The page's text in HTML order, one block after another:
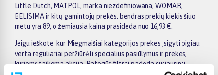
Little Dutch, MATPOL, marka niezdefiniowana, WOMAR,
BELISIMA ir kitų gamintojų prekės, bendras prekių kiekis šiuo
metu yra 89, o žemiausia kaina prasideda nuo 16,93 €.
Jeigu ieškote, kur Miegmaišiai kategorijos prekes įsigyti pigiau,
verta reguliariai peržiūrėti specialius pasiūlymus ir prekes,
kurioms taikoma akcija. Patogūs filtrai padeda susiaurinti